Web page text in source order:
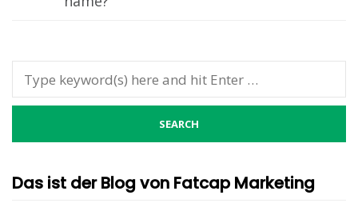
Das ist der Blog von Fatcap Marketing